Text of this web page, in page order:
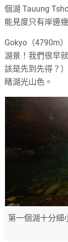
個湖 Tauung
能見度只有岸邊
Gokyo（4790m
湖景！我們很早
該是先到先得？
睹湖光山色。
第一個湖十分細